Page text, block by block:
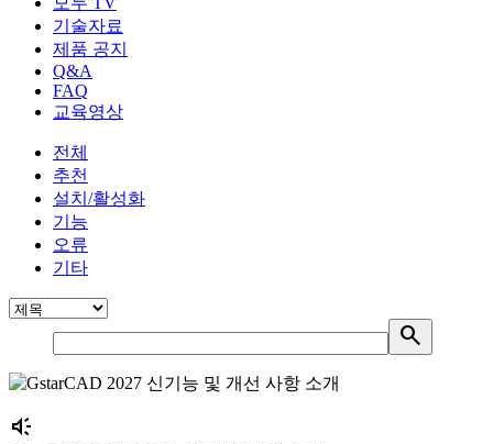
기술자료
제품 공지
Q&A
FAQ
교육영상
전체
추천
설치/활성화
기능
오류
기타
search
brand_awareness